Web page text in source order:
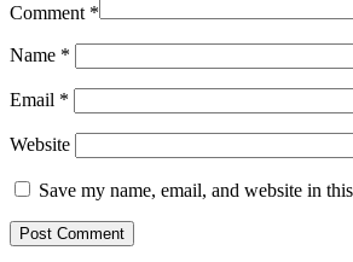
Comment *
Name *
Email *
Website
Save my name, email, and website in